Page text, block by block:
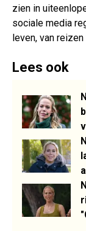
zien in
sociale media
leven, van
Lees ook